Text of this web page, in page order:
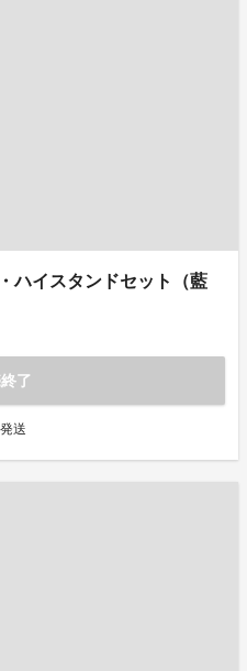
ハイスタンドセット（藍
了
送